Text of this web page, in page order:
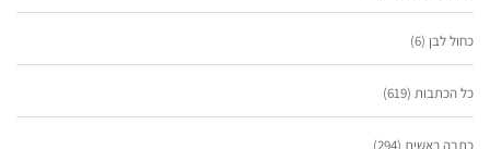
כחול לבן (6)
כל הכתבות (619)
כתבה ראשית (294)